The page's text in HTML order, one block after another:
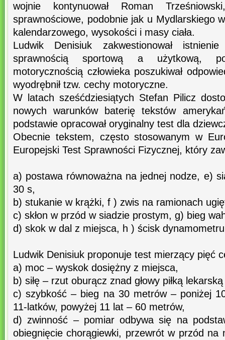
wojnie kontynuował Roman
sprawnościowe, podobnie jak u Mydlarskiego
kalendarzowego, wysokości i masy ciała.
Ludwik Denisiuk zakwestionował
sprawnością sportową a użytkową,
motorycznością człowieka poszukiwał
wyodrębnił tzw. cechy motoryczne.
W latach sześćdziesiątych Stefan Pilicz
nowych warunków baterię tekstów
podstawie opracował oryginalny test dla
Obecnie tekstem, często stosowanym w
Europejski Test Sprawności Fizycznej, który
a) postawa równoważna na jednej nodze, e)
30 s,
b) stukanie w krążki, f ) zwis na ramionach
c) skłon w przód w siadzie prostym, g) bieg
d) skok w dal z miejsca, h ) ścisk dynamometru
Ludwik Denisiuk proponuje test mierzący pięć
a) moc – wyskok dosiężny z miejsca,
b) siłę – rzut oburącz znad głowy piłką
c) szybkość – bieg na 30 metrów – poniżej
11-latków, powyżej 11 lat – 60 metrów,
d) zwinność – pomiar odbywa się na
obiegnięcie chorągiewki, przewrót w przód na